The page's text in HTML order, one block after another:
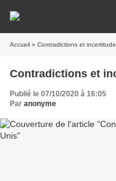
Accueil » Contradictions et
Contradictions et
Publié le 07/10/2020 à 16:05
Par anonyme